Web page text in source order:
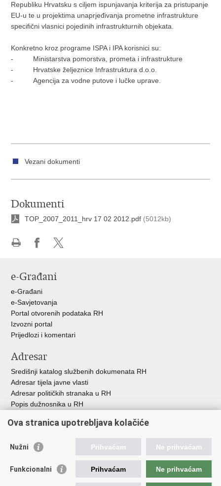
Republiku Hrvatsku s ciljem ispunjavanja kriterija za pristupanje
EU-u te u projektima unaprjeđivanja prometne infrastrukture
specifični vlasnici pojedinih infrastrukturnih objekata.
Konkretno kroz programe ISPA i IPA korisnici su:
- Ministarstva pomorstva, prometa i infrastrukture
- Hrvatske željeznice Infrastruktura d.o.o.
- Agencija za vodne putove i lučke uprave.
Vezani dokumenti
Dokumenti
TOP_2007_2011_hrv 17 02 2012.pdf (5012kb)
Facebooku
X-
e-Građani
e-Građani
e-Savjetovanja
Portal otvorenih podataka RH
Izvozni portal
Prijedlozi i komentari
Adresar
Središnji katalog službenih dokumenata RH
Adresar tijela javne vlasti
Adresar političkih stranaka u RH
Popis dužnosnika u RH
Pozivi za žurnu pomoć
Važne poveznice
Strukturni i investicijski fondovi
Središnja agencija za financiranje i ugovaranje
Ova stranica upotrebljava kolačiće
Nužni Prihvaćam Ne prihvaćam
Funkcionalni Prihvaćam Ne prihvaćam